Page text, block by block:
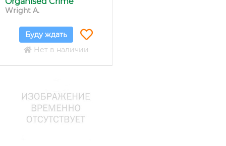
Wright A.
Буду ждать
Нет в наличии